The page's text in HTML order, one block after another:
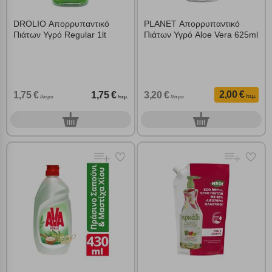
DROLIO Απορρυπαντικό
Πιάτων Υγρό Regular 1lt
1,75 € /λίτρο 1,75 € /τεμ.
0τεμ.
PLANET Απορρυπαντικό
Πιάτων Υγρό Aloe Vera 625ml
3,20 € /λίτρο 2,00 € /τεμ.
0τεμ.